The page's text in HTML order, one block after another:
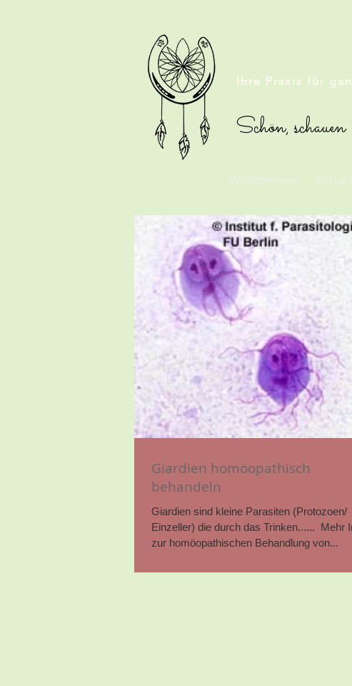
Ihre Praxis für
Schön,
Willkommen
Giardien homöopathisch
behandeln
Giardien sind kleine Parasiten (Protozoen/
Einzeller) die durch das Trinken...... ​ Mehr
zur homöopathischen Behandlung von...